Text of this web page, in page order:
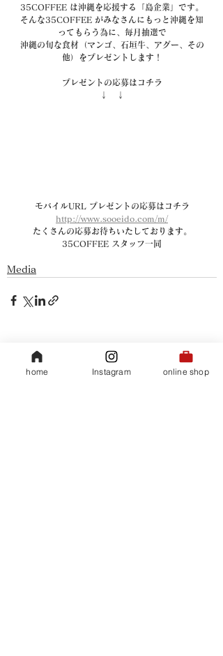
35COFFEE は沖縄を応援する「島企業」です。
そんな35COFFEE がみなさんにもっと沖縄を知
ってもらう為に、毎月抽選で
沖縄の旬な食材（マンゴ、石垣牛、アグー、その
他）をプレゼントします！
プレゼントの応募はコチラ
↓　↓
モバイルURL プレゼントの応募はコチラ
http://www.sooeido.com/m/
たくさんの応募お待ちいたしております。
35COFFEE スタッフ一同
Media
関連記事 すべて表示
home Instagram online shop